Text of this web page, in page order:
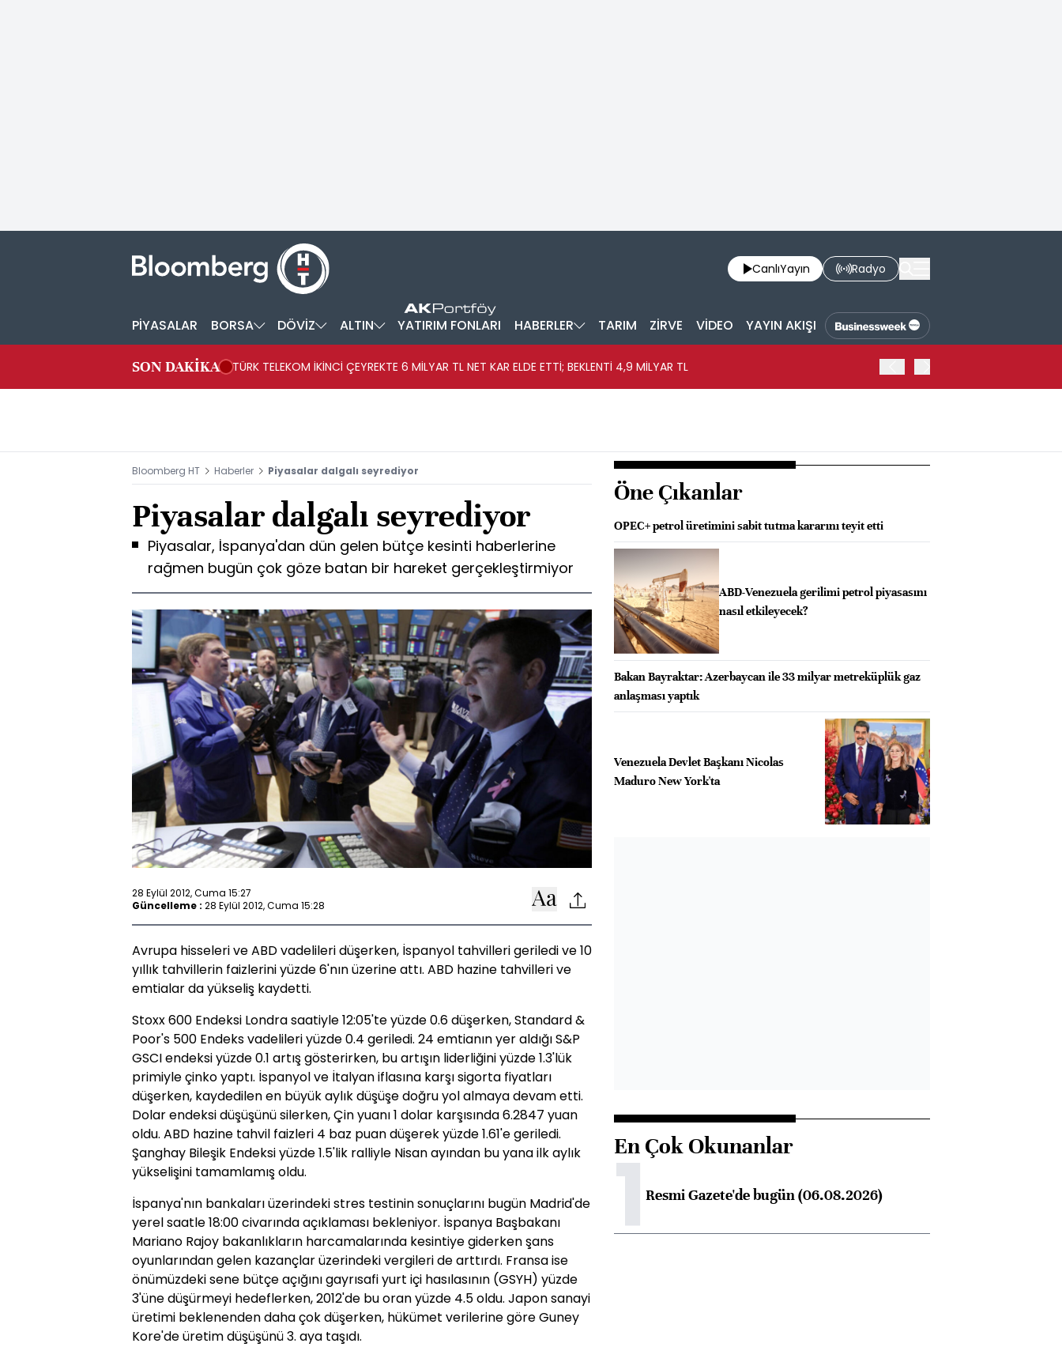
CanlıYayın Radyo
PİYASALAR BORSA DÖVİZ ALTIN YATIRIM FONLARI HABERLER TARIM ZİRVE VİDEO YAYIN AKIŞI
SON DAKİKA TÜRK TELEKOM İKİNCİ ÇEYREKTE 6 MİLYAR TL NET KAR ELDE ETTİ; BEKLENTİ 4,9 MİLYAR TL
Bloomberg HT Haberler Piyasalar dalgalı seyrediyor
Piyasalar dalgalı seyrediyor
Piyasalar, İspanya'dan dün gelen bütçe kesinti haberlerine
rağmen bugün çok göze batan bir hareket gerçekleştirmiyor
28 Eylül 2012, Cuma 15:27
Güncelleme : 28 Eylül 2012, Cuma 15:28
Avrupa hisseleri ve ABD vadelileri düşerken, İspanyol tahvilleri geriledi ve 10
yıllık tahvillerin faizlerini yüzde 6'nın üzerine attı. ABD hazine tahvilleri ve
emtialar da yükseliş kaydetti.
Stoxx 600 Endeksi Londra saatiyle 12:05'te yüzde 0.6 düşerken, Standard &
Poor's 500 Endeks vadelileri yüzde 0.4 geriledi. 24 emtianın yer aldığı S&P
GSCI endeksi yüzde 0.1 artış gösterirken, bu artışın liderliğini yüzde 1.3'lük
primiyle çinko yaptı. İspanyol ve İtalyan iflasına karşı sigorta fiyatları
düşerken, kaydedilen en büyük aylık düşüşe doğru yol almaya devam etti.
Dolar endeksi düşüşünü silerken, Çin yuanı 1 dolar karşısında 6.2847 yuan
oldu. ABD hazine tahvil faizleri 4 baz puan düşerek yüzde 1.61'e geriledi.
Şanghay Bileşik Endeksi yüzde 1.5'lik ralliyle Nisan ayından bu yana ilk aylık
yükselişini tamamlamış oldu.
İspanya'nın bankaları üzerindeki stres testinin sonuçlarını bugün Madrid'de
yerel saatle 18:00 civarında açıklaması bekleniyor. İspanya Başbakanı
Mariano Rajoy bakanlıkların harcamalarında kesintiye giderken şans
oyunlarından gelen kazançlar üzerindeki vergileri de arttırdı. Fransa ise
önümüzdeki sene bütçe açığını gayrısafi yurt içi hasılasının (GSYH) yüzde
3'üne düşürmeyi hedeflerken, 2012'de bu oran yüzde 4.5 oldu. Japon sanayi
üretimi beklenenden daha çok düşerken, hükümet verilerine göre Guney
Kore'de üretim düşüşünü 3. aya taşıdı.
Öne Çıkanlar
OPEC+ petrol üretimini sabit tutma kararını teyit etti
ABD-Venezuela gerilimi petrol piyasasını
nasıl etkileyecek?
Bakan Bayraktar: Azerbaycan ile 33 milyar metreküplük gaz
anlaşması yaptık
Venezuela Devlet Başkanı Nicolas
Maduro New York'ta
En Çok Okunanlar
1Resmi Gazete'de bugün (06.08.2026)